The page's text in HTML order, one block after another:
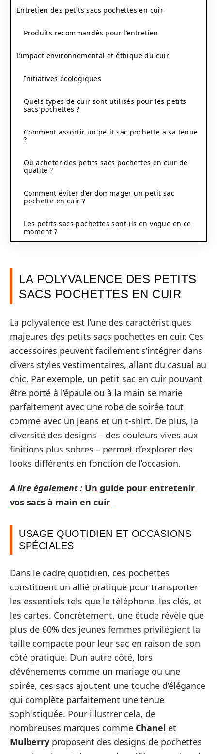
Entretien des petits sacs pochettes en cuir
Produits recommandés pour l’entretien
L’impact environnemental et éthique du cuir
Initiatives écologiques
Quels types de cuir sont utilisés pour les petits
sacs pochettes ?
Comment assortir un petit sac pochette à sa tenue
?
Où acheter des petits sacs pochettes en cuir de
qualité ?
Comment éviter d’endommager un petit sac
pochette en cuir ?
Les petits sacs pochettes sont-ils en vogue en ce
moment ?
LA POLYVALENCE DES PETITS
SACS POCHETTES EN CUIR
La polyvalence est l’une des caractéristiques
majeures des petits sacs pochettes en cuir. Ces
accessoires peuvent facilement s’intégrer dans
divers styles vestimentaires, allant du casual au
chic. Par exemple, un petit sac en cuir pouvant
être porté à l’épaule ou à la main se marie
parfaitement avec une robe de soirée tout
comme avec un jeans et un t-shirt. De plus, la
diversité des designs – des couleurs vives aux
finitions plus sobres – permet d’explorer des
looks différents en fonction de l’occasion.
A lire également : Un guide pour entretenir
vos sacs à main en cuir
USAGE QUOTIDIEN ET OCCASIONS
SPÉCIALES
Dans le cadre quotidien, ces pochettes
constituent un allié pratique pour transporter
les essentiels tels que le téléphone, les clés, et
les cartes. Concrètement, une étude révèle que
plus de 60% des jeunes femmes privilégient la
taille compacte pour leur sac en raison de son
côté pratique. D’un autre côté, lors
d’événements comme un mariage ou une
soirée, ces sacs ajoutent une touche d’élégance
qui complète parfaitement une tenue
sophistiquée. Pour illustrer cela, de
nombreuses marques comme Chanel et
Mulberry proposent des designs de pochettes